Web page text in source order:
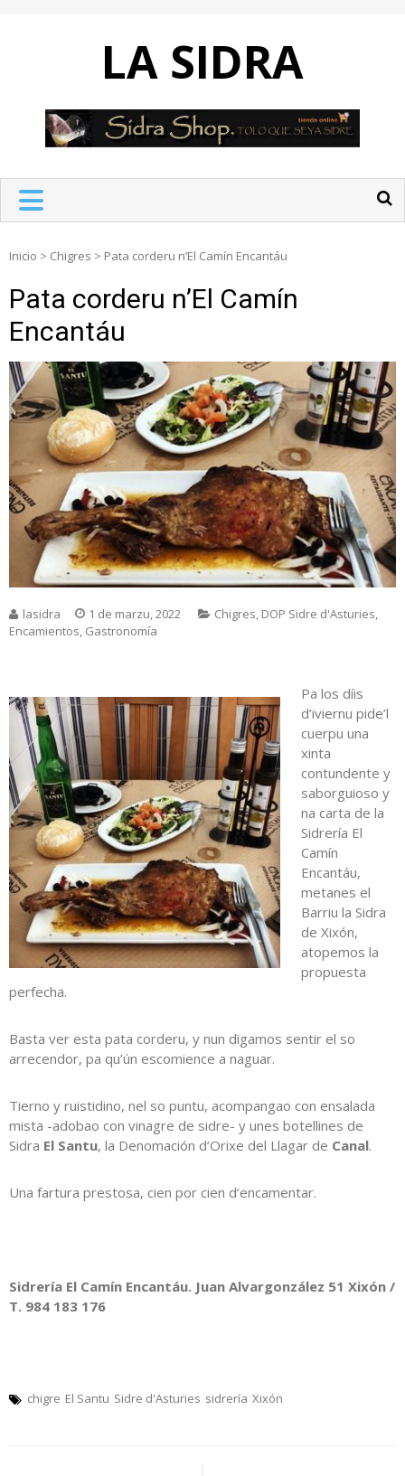
LA SIDRA
Inicio > Chigres > Pata corderu n’El Camín Encantáu
Pata corderu n’El Camín
Encantáu
lasidra 1 de marzu, 2022 Chigres, DOP Sidre d'Asturies,
Encamientos, Gastronomía
Pa los díis
d’iviernu pide’l
cuerpu una
xinta
contundente y
saborguioso y
na carta de la
Sidrería El
Camín
Encantáu,
metanes el
Barriu la Sidra
de Xixón,
atopemos la
propuesta
perfecha.
Basta ver esta pata corderu, y nun digamos sentir el so
arrecendor, pa qu’ún escomience a naguar.
Tierno y ruistidino, nel so puntu, acompangao con ensalada
mista -adobao con vinagre de sidre- y unes botellines de
Sidra El Santu, la Denomación d’Orixe del Llagar de Canal.
Una fartura prestosa, cien por cien d’encamentar.
Sidrería El Camín Encantáu. Juan Alvargonzález 51 Xixón /
T. 984 183 176
chigre El Santu Sidre d'Asturies sidrería Xixón